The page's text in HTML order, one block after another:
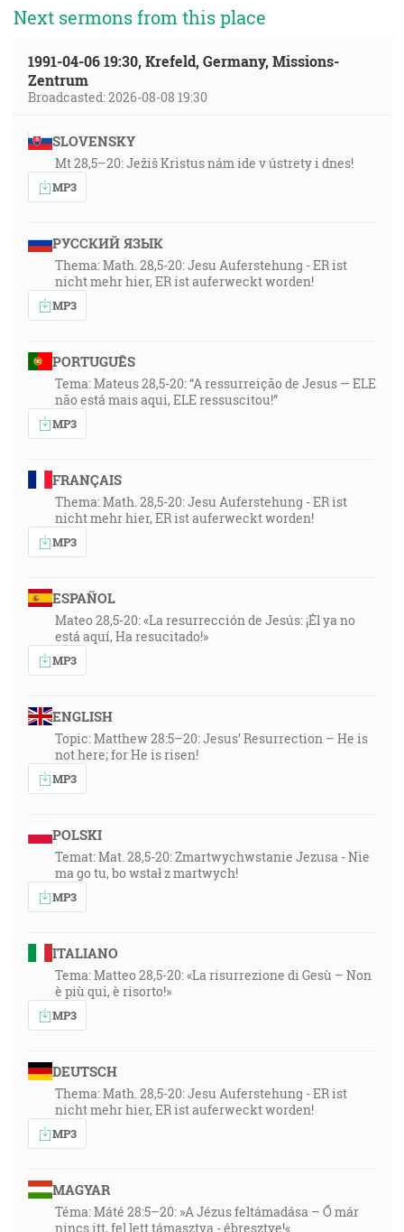
Next sermons from this place
1991-04-06 19:30, Krefeld, Germany, Missions-
Zentrum
Broadcasted: 2026-08-08 19:30
SLOVENSKY
Mt 28,5–20: Ježiš Kristus nám ide v ústrety i dnes!
MP3
РУССКИЙ ЯЗЫК
Thema: Math. 28,5-20: Jesu Auferstehung - ER ist
nicht mehr hier, ER ist auferweckt worden!
MP3
PORTUGUÊS
Tema: Mateus 28,5-20: “A ressurreição de Jesus — ELE
não está mais aqui, ELE ressuscitou!”
MP3
FRANÇAIS
Thema: Math. 28,5-20: Jesu Auferstehung - ER ist
nicht mehr hier, ER ist auferweckt worden!
MP3
ESPAÑOL
Mateo 28,5-20: «La resurrección de Jesús: ¡Él ya no
está aquí, Ha resucitado!»
MP3
ENGLISH
Topic: Matthew 28:5–20: Jesus’ Resurrection – He is
not here; for He is risen!
MP3
POLSKI
Temat: Mat. 28,5-20: Zmartwychwstanie Jezusa - Nie
ma go tu, bo wstał z martwych!
MP3
ITALIANO
Tema: Matteo 28,5-20: «La risurrezione di Gesù – Non
è più qui, è risorto!»
MP3
DEUTSCH
Thema: Math. 28,5-20: Jesu Auferstehung - ER ist
nicht mehr hier, ER ist auferweckt worden!
MP3
MAGYAR
Téma: Máté 28:5–20: »A Jézus feltámadása – Ő már
nincs itt, fel lett támasztva - ébresztve!«